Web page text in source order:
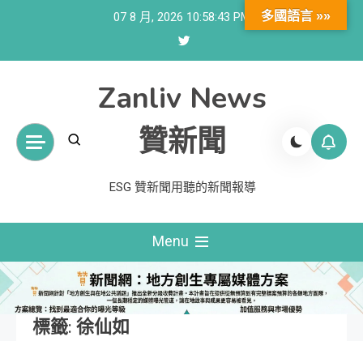
07 8 月, 2026 10:58:44 PM
Zanliv News
贊新聞
ESG 贊新聞用聽的新聞報導
Menu
標籤: 徐仙如
多國語言 »»